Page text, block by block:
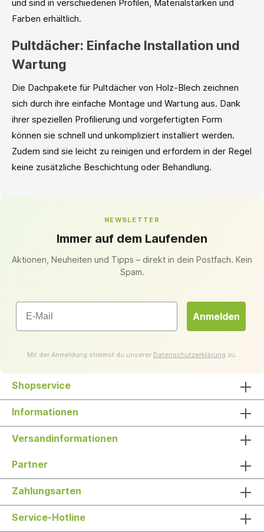
und sind in verschiedenen Profilen, Materialstärken und
Farben erhältlich.
Pultdächer: Einfache Installation und
Wartung
Die Dachpakete für Pultdächer von Holz-Blech zeichnen
sich durch ihre einfache Montage und Wartung aus. Dank
ihrer speziellen Profilierung und vorgefertigten Form
können sie schnell und unkompliziert installiert werden.
Zudem sind sie leicht zu reinigen und erfordern in der Regel
keine zusätzliche Beschichtung oder Behandlung.
NEWSLETTER
Immer auf dem Laufenden
Aktionen, Neuheiten und Tipps – direkt in dein Postfach. Kein
Spam.
Email
Anmelden
Mit der Anmeldung stimmst du unserer Datenschutzerklärung zu.
Shopservice
Informationen
Versandinformationen
Partner
Zahlungsarten
Service-Hotline